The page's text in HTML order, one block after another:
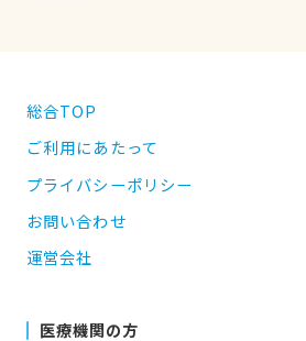
総合TOP
ご利用にあたって
プライバシーポリシー
お問い合わせ
運営会社
医療機関の方